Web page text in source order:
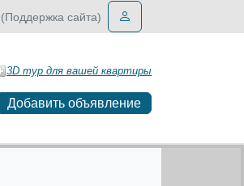
сайта)
3D тур для вашей квартиры
Добавить объявление